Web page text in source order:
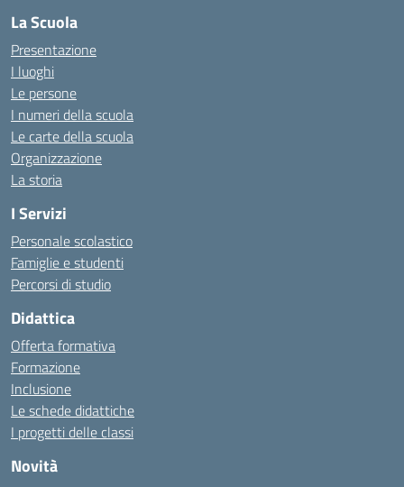
La Scuola
Presentazione
I luoghi
Le persone
I numeri della scuola
Le carte della scuola
Organizzazione
La storia
I Servizi
Personale scolastico
Famiglie e studenti
Percorsi di studio
Didattica
Offerta formativa
Formazione
Inclusione
Le schede didattiche
I progetti delle classi
Novità